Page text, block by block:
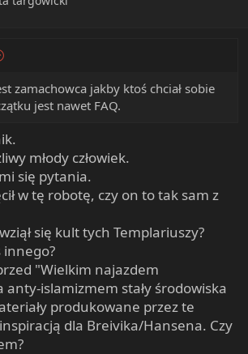
t
zamachowca jakby ktoś chciał sobie
jest nawet FAQ.
młody człowiek.
się pytania.
w tę robotę, czy on to tak sam z
się kult tych Templariuszy?
innego?
"Wielkim najazdem
islamizmem stały środowiska
produkowane przez te
dla Breivika/Hansena. Czy